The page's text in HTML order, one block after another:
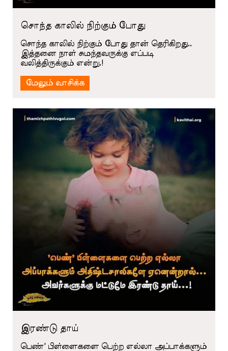
சொந்த காலில் நிற்கும் போது
சொந்த காலில் நிற்கும் போது தான் தெரிகிறது..
இத்தனை நாள் சுமந்தவருக்கு எப்படி
வலித்திருக்கும் என்று.!
மேலும் வாசிக்க
இரண்டு தாய்
பெண்' பிள்ளைகளை பெற்ற எல்லா அப்பாக்களும்